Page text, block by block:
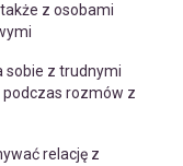
z osobami
sobie z trudnymi
rozmów z
relację z